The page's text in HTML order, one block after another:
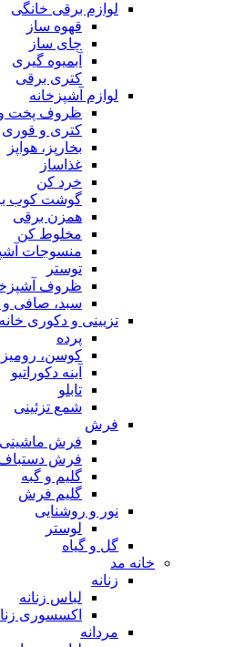
لوازم برقی خانگی
قهوه ساز
چای ساز
آبمیوه گیری
کتری برقی
لوازم آشپزخانه
ظروف پخت و
کتری و قوری
بخارپز، هواپز
غذاساز
خرد کن
گوشت کوب
همزن برقی
مخلوط کن
منسوجات
توستر
ظروف
سبد، صافی
تزیینی و دکوری خانه
پرده
کوسن،
آینه دکوراتیو
تابلو
شمع تزئینی
فرش
فرش ماشینی
فرش
گلیم و گبه
گلیم فرش
نور و روشنایی
لوستر
گل و گیاه
خانه مد
زنانه
لباس زنانه
اکسسوری
مردانه